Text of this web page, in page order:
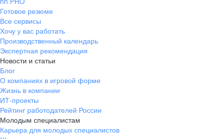
Готовое резюме
Все сервисы
Хочу у вас работать
Производственный календарь
Экспертная рекомендация
Новости и статьи
Блог
О компаниях в игровой форме
Жизнь в компании
ИТ-проекты
Рейтинг работодателей России
Молодым специалистам
Карьера для молодых специалистов